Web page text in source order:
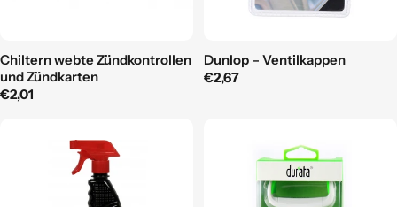
Chiltern webte Zündkontrollen
und Zündkarten
Regulärer
€2,01
Dunlop – Ventilkappen
Regulärer
€2,67